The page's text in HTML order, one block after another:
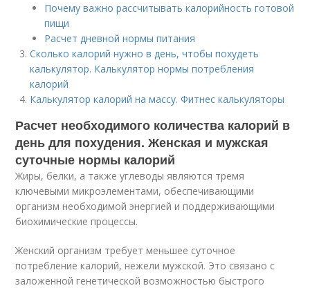
Почему важно рассчитывать калорийность готовой
пищи
Расчет дневной нормы питания
Сколько калорий нужно в день, чтобы похудеть
калькулятор. Калькулятор нормы потребления
калорий
Калькулятор калорий на массу. Фитнес калькуляторы
Расчет необходимого количества калорий в
день для похудения. Женская и мужская
суточные нормы калорий
Жиры, белки, а также углеводы являются тремя
ключевыми микроэлементами, обеспечивающими
организм необходимой энергией и поддерживающими
биохимические процессы.
Женский организм требует меньшее суточное
потребление калорий, нежели мужской. Это связано с
заложенной генетической возможностью быстрого